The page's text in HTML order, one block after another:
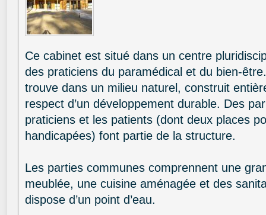
Ce cabinet est situé dans un centre
des praticiens du paramédical et du bien-
trouve dans un milieu naturel, construit
respect d’un développement durable. Des
praticiens et les patients (dont deux places
handicapées) font partie de la structure.
Les parties communes comprennent une
meublée, une cuisine aménagée et des
dispose d’un point d’eau.